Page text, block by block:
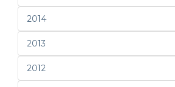
2014
2013
2012